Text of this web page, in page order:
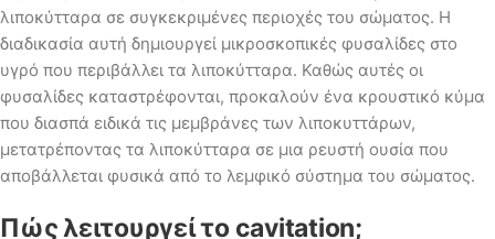
λιποκύτταρα σε συγκεκριμένες περιοχές του σώματος. Η
διαδικασία αυτή δημιουργεί μικροσκοπικές φυσαλίδες στο
υγρό που περιβάλλει τα λιποκύτταρα. Καθώς αυτές οι
φυσαλίδες καταστρέφονται, προκαλούν ένα κρουστικό κύμα
που διασπά ειδικά τις μεμβράνες των λιποκυττάρων,
μετατρέποντας τα λιποκύτταρα σε μια ρευστή ουσία που
αποβάλλεται φυσικά από το λεμφικό σύστημα του σώματος.
Πώς λειτουργεί το cavitation;